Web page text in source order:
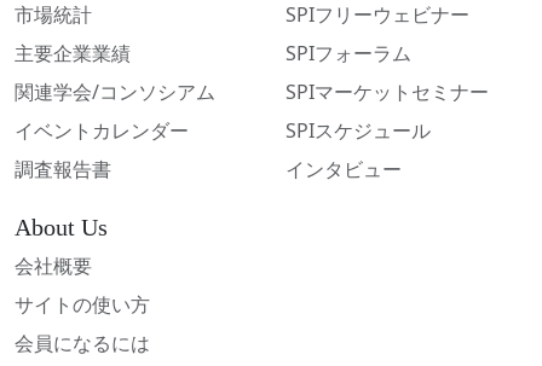
市場統計
主要企業業績
関連学会/コンソシアム
イベントカレンダー
調査報告書
SPIフリーウェビナー
SPIフォーラム
SPIマーケットセミナー
SPIスケジュール
インタビュー
About Us
会社概要
サイトの使い方
会員になるには